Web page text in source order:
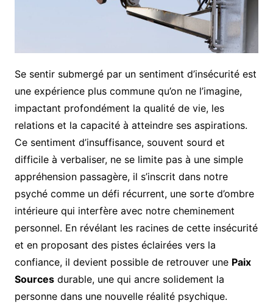
Se sentir submergé par un sentiment d’insécurité est
une expérience plus commune qu’on ne l’imagine,
impactant profondément la qualité de vie, les
relations et la capacité à atteindre ses aspirations.
Ce sentiment d’insuffisance, souvent sourd et
difficile à verbaliser, ne se limite pas à une simple
appréhension passagère, il s’inscrit dans notre
psyché comme un défi récurrent, une sorte d’ombre
intérieure qui interfère avec notre cheminement
personnel. En révélant les racines de cette insécurité
et en proposant des pistes éclairées vers la
confiance, il devient possible de retrouver une Paix
Sourcesdurable, une qui ancre solidement la
personne dans une nouvelle réalité psychique.